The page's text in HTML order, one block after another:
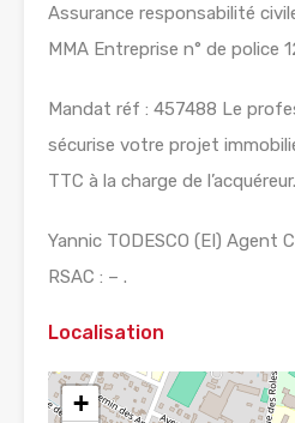
Assurance responsabilité
MMA Entreprise n° de police
Mandat réf : 457488 Le
sécurise votre projet
TTC à la charge de
Yannic TODESCO (EI) Agent
RSAC : – .
Localisation
+